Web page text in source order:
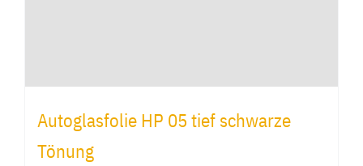
Autoglasfolie HP 05 tief schwarze
Tönung